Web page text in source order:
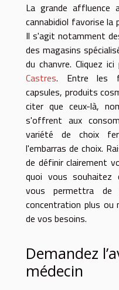
La grande affluence
cannabidiol favorise
Il s'agit notamment
des magasins
du chanvre. Cliquez
Castres. Entre les
capsules, produits
citer que ceux-là,
s'offrent aux
variété de choix
l'embarras de choix.
de définir clairement
quoi vous souhaitez
vous permettra de
concentration plus
de vos besoins.
Demandez
médecin